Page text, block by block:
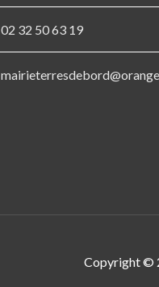
02 32 50 63 19
Copyright ©